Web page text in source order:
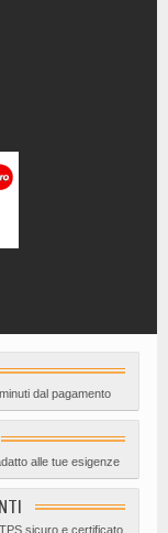
dal pagamento
alle tue esigenze
sicuro e certificato